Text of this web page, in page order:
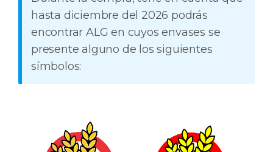
hasta diciembre del 2026 podrás
encontrar ALG en cuyos envases se
presente alguno de los siguientes
símbolos: